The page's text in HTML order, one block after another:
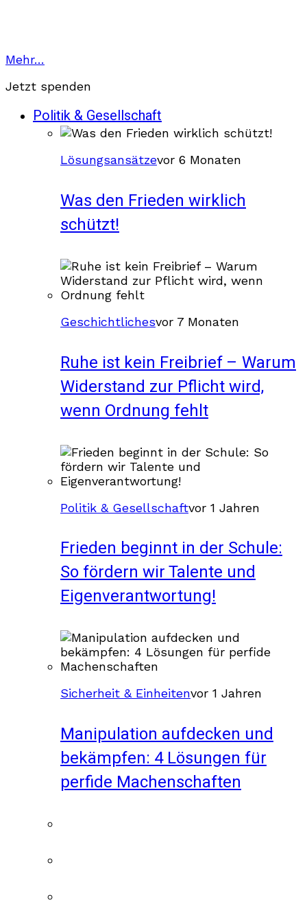
Mehr…
Jetzt spenden
Politik & Gesellschaft
Lösungsansätzevor 6 Monaten
Was den Frieden wirklich
schützt!
Geschichtlichesvor 7 Monaten
Ruhe ist kein Freibrief – Warum
Widerstand zur Pflicht wird,
wenn Ordnung fehlt
Politik & Gesellschaftvor 1 Jahren
Frieden beginnt in der Schule:
So fördern wir Talente und
Eigenverantwortung!
Sicherheit & Einheitenvor 1 Jahren
Manipulation aufdecken und
bekämpfen: 4 Lösungen für
perfide Machenschaften